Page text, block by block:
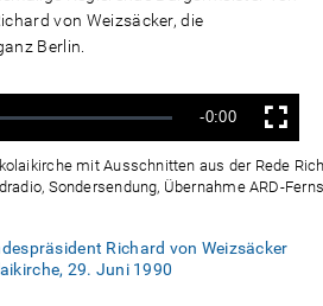
von Weizsäcker, die
Berlin.
Verbleibende
Zeit
-0:00 Vollbild
mit Ausschnitten aus der Rede
Sondersendung, Übernahme ARD-
Richard von Weizsäcker
29. Juni 1990